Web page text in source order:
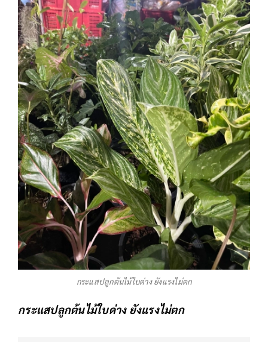
กระแสปลูกต้นไม้ใบด่าง ยังแรงไม่ตก
กระแสปลูกต้นไม้ใบด่าง ยังแรงไม่ตก